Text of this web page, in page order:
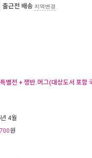
출근전 배송 지역변경
별전 + 쟁반.머그(대상도서 포함
4월
700원